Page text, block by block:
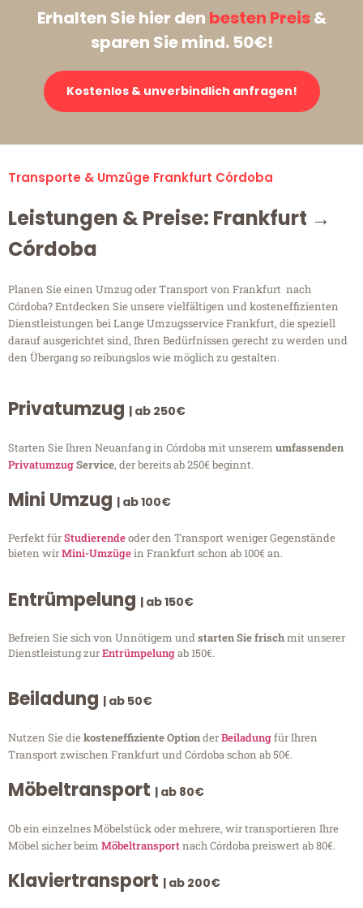
Erhalten Sie hier den besten Preis&
sparen Sie mind. 50€!
Kostenlos & unverbindlich anfragen!
Transporte & Umzüge Frankfurt Córdoba
Leistungen & Preise: Frankfurt →
Córdoba
Planen Sie einen Umzug oder Transport von Frankfurt nach
Córdoba? Entdecken Sie unsere vielfältigen und kosteneffizienten
Dienstleistungen bei Lange Umzugsservice Frankfurt, die speziell
darauf ausgerichtet sind, Ihren Bedürfnissen gerecht zu werden und
den Übergang so reibungslos wie möglich zu gestalten.
Privatumzug | ab 250€
Starten Sie Ihren Neuanfang in Córdoba mit unserem umfassenden
PrivatumzugService, der bereits ab 250€ beginnt.
Mini Umzug | ab 100€
Perfekt fürStudierendeoder den Transport weniger Gegenstände
bieten wirMini-Umzügein Frankfurt schon ab 100€ an.
Entrümpelung | ab 150€
Befreien Sie sich von Unnötigem undstarten Sie frischmit unserer
Dienstleistung zurEntrümpelungab 150€.
Beiladung | ab 50€
Nutzen Sie diekosteneffiziente OptionderBeiladungfür Ihren
Transport zwischen Frankfurt und Córdoba schon ab 50€.
Möbeltransport | ab 80€
Ob ein einzelnes Möbelstück oder mehrere, wir transportieren Ihre
Möbel sicher beim Möbeltransportnach Córdoba preiswert ab 80€.
Klaviertransport | ab 200€